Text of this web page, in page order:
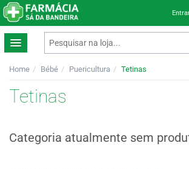
Home Bébé Puericultura Tetinas
Tetinas
Categoria atualmente sem